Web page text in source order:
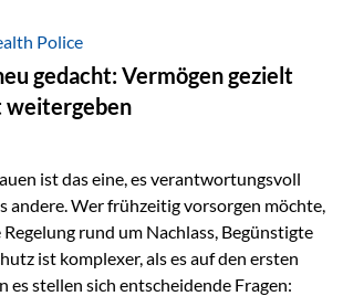
Abgeltungssteuer Fondsbesteuerung
Kein steuerlicher Abzug
Gebühren /
Jährliches Steuerreporting erforderlich
und Kursgewinne werden laufend
Police
gedacht: Vermögen gezielt
weitergeben
ist das eine, es verantwortungsvoll
andere. Wer frühzeitig vorsorgen möchte,
rund um Nachlass, Begünstigte
ist komplexer, als es auf den ersten
es stellen sich entscheidende Fragen: